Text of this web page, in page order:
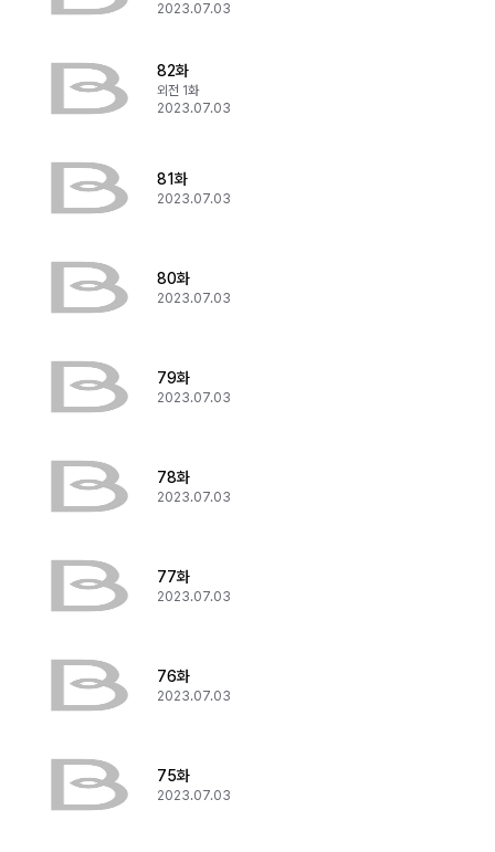
2023.07.03
82화
외전 1화
2023.07.03
81화
2023.07.03
80화
2023.07.03
79화
2023.07.03
78화
2023.07.03
77화
2023.07.03
76화
2023.07.03
75화
2023.07.03